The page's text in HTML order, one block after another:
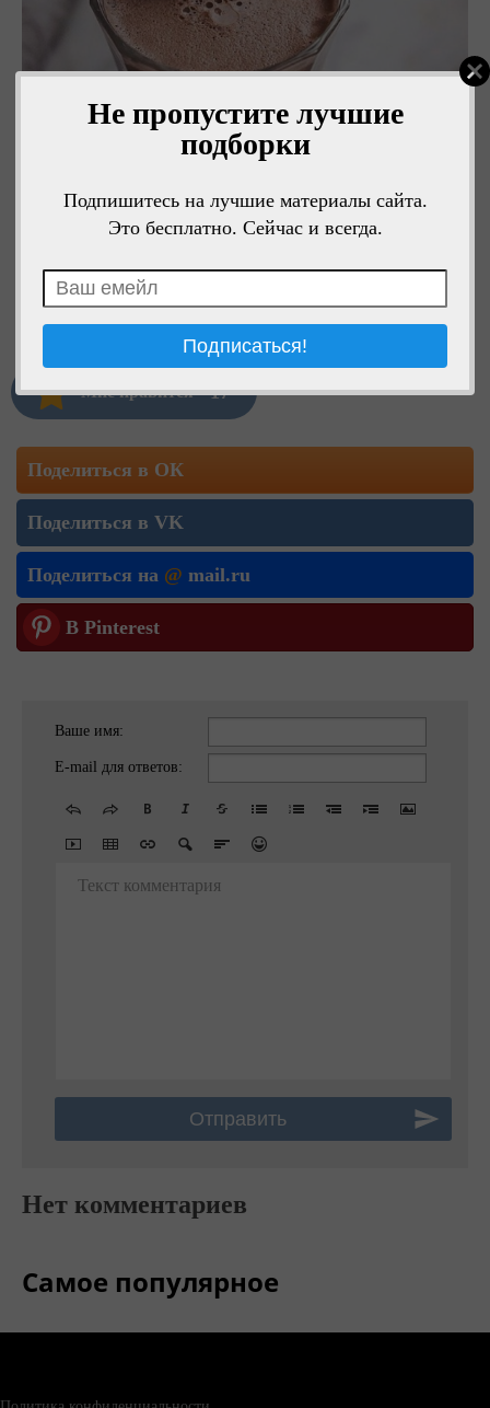
Не пропустите лучшие
подборки
Подпишитесь на лучшие материалы сайта.
Это бесплатно. Сейчас и всегда.
Мне нравится 17
Поделиться в ОК
Поделиться в VK
Поделиться на @ mail.ru
В Pinterest
Ваше имя:
E-mail для ответов:
Текст комментария
Нет комментариев
Самое популярное